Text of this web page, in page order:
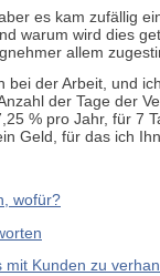
es kam zufällig
warum wird dies
allem
der Arbeit, und
der Tage der
% pro Jahr, für 7
Geld, für das ich
wofür?
Kunden zu